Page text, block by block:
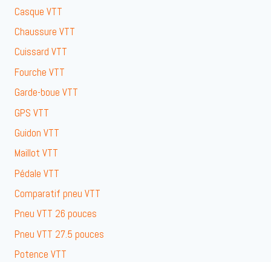
Casque VTT
Chaussure VTT
Cuissard VTT
Fourche VTT
Garde-boue VTT
GPS VTT
Guidon VTT
Maillot VTT
Pédale VTT
Comparatif pneu VTT
Pneu VTT 26 pouces
Pneu VTT 27.5 pouces
Potence VTT